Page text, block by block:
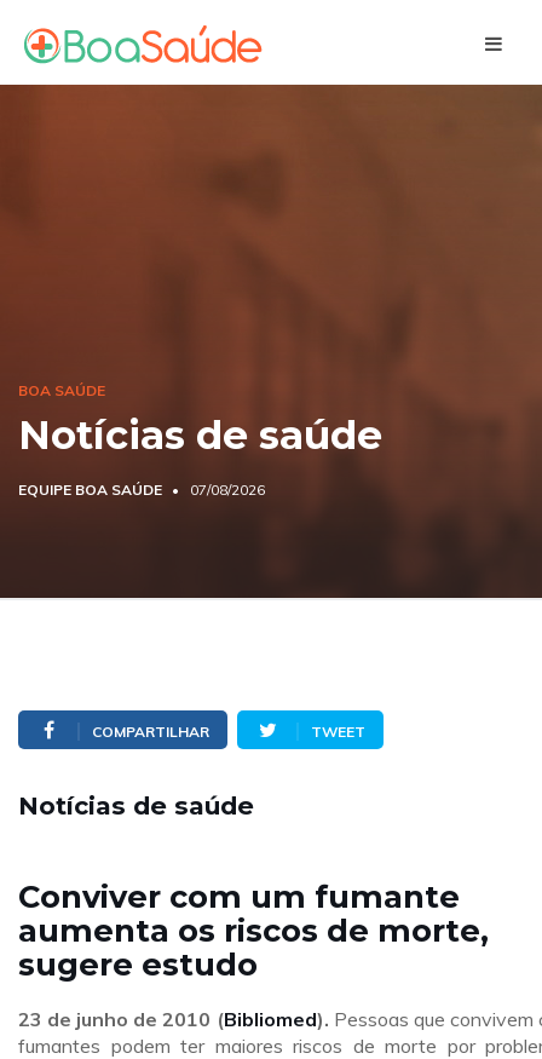
BOA SAÚDE
Notícias de saúde
EQUIPE BOA SAÚDE 07/08/2026
COMPARTILHAR TWEET
Notícias de saúde
Conviver com um fumante
aumenta os riscos de morte,
sugere estudo
23 de junho de 2010 (Bibliomed). Pessoas que convivem
fumantes podem ter maiores riscos de morte por